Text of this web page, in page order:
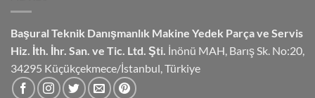
Başural Teknik Danışmanlık Makine Yedek Parça ve Servis
Hiz. İth. İhr. San. ve Tic. Ltd. Şti. İnönü MAH, Barış Sk. No:20,
34295 Küçükçekmece/İstanbul, Türkiye